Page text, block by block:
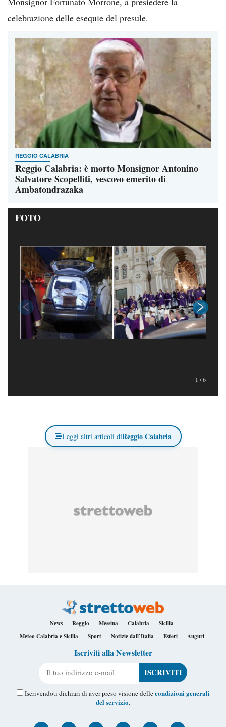
celebrazione delle esequie del presule.
REGGIO CALABRIA
Reggio Calabria: è morto Monsignor Antonino
Salvatore Scopelliti, vescovo emerito di
Ambatondrazaka
FOTO
1 /6
Leggi altri articoli diReggio Calabria
News Reggio Messina Calabria
Sicilia
Meteo Calabria e Sicilia
Sport Notizie dall’Italia Esteri Auguri
Iscriviti alla Newsletter
Iscrivendoti dichiari di aver preso visione dellecondizioni generali
del servizio.